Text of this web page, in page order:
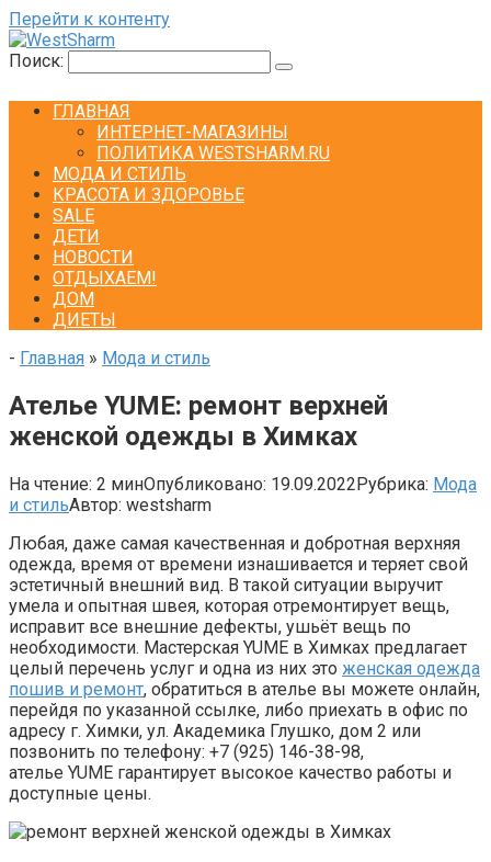
Перейти к контенту
Поиск:
ГЛАВНАЯ
ИНТЕРНЕТ-МАГАЗИНЫ
ПОЛИТИКА WESTSHARM.RU
МОДА И СТИЛЬ
КРАСОТА И ЗДОРОВЬЕ
SALE
ДЕТИ
НОВОСТИ
ОТДЫХАЕМ!
ДОМ
ДИЕТЫ
- Главная » Мода и стиль
Ателье YUME: ремонт верхней
женской одежды в Химках
На чтение: 2 минОпубликовано: 19.09.2022Рубрика: Мода
и стильАвтор: westsharm
Любая, даже самая качественная и добротная верхняя
одежда, время от времени изнашивается и теряет свой
эстетичный внешний вид. В такой ситуации выручит
умела и опытная швея, которая отремонтирует вещь,
исправит все внешние дефекты, ушьёт вещь по
необходимости. Мастерская YUME в Химках предлагает
целый перечень услуг и одна из них это женская одежда
пошив и ремонт, обратиться в ателье вы можете онлайн,
перейдя по указанной ссылке, либо приехать в офис по
адресу г. Химки, ул. Академика Глушко, дом 2 или
позвонить по телефону: +7 (925) 146-38-98,
ателье YUME гарантирует высокое качество работы и
доступные цены.